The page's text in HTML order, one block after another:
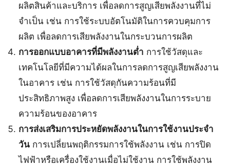
ผลิตสินค้าและบริการ เพื่อลดการสูญเสียพลังงานที่ไม่
จำเป็น เช่น การใช้ระบบอัตโนมัติในการควบคุมการ
ผลิต เพื่อลดการเสียพลังงานในกระบวนการผลิต
การออกแบบอาคารที่มีพลังงานต่ำ การใช้วัสดุและ
เทคโนโลยีที่มีความได้ผลในการลดการสูญเสียพลังงาน
ในอาคาร เช่น การใช้วัสดุกันความร้อนที่มี
ประสิทธิภาพสูง เพื่อลดการเสียพลังงานในการระบาย
ความร้อนของอาคาร
การส่งเสริมการประหยัดพลังงานในการใช้งานประจำ
วัน การเปลี่ยนพฤติกรรมการใช้พลังงาน เช่น การปิด
ไฟฟ้าหรือเครื่องใช้งานเมื่อไม่ใช้งาน การใช้พลังงาน